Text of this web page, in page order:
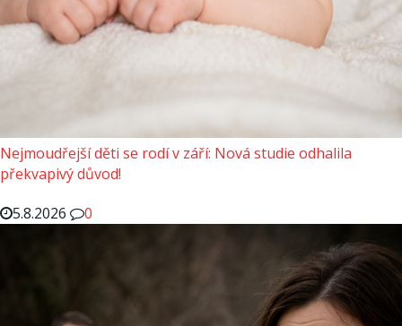
Nejmoudřejší děti se rodí v září: Nová studie odhalila
překvapivý důvod!
5.8.2026
0